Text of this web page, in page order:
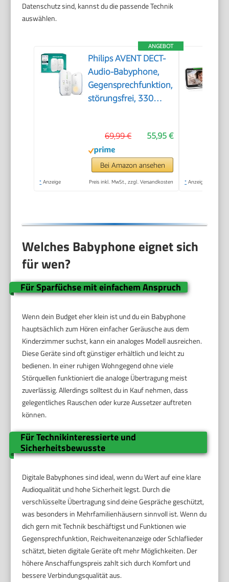
Datenschutz sind, kannst du die passende Technik
auswählen.
ANGEBOT
Philips AVENT DECT-
Audio-Babyphone,
Gegensprechfunktion,
störungsfrei, 330
Smart ECO-Modus,
Nachtlicht,
SCD503/26
55,95 €
69,99 €
Bei Amazon ansehen
* Anzeige Preis inkl. MwSt., zzgl. Versandkosten * Anzeige
Welches Babyphone eignet sich
für wen?
Für Sparfüchse mit einfachem Anspruch
Wenn dein Budget eher klein ist und du ein Babyphone
hauptsächlich zum Hören einfacher Geräusche aus dem
Kinderzimmer suchst, kann ein analoges Modell ausreichen.
Diese Geräte sind oft günstiger erhältlich und leicht zu
bedienen. In einer ruhigen Wohngegend ohne viele
Störquellen funktioniert die analoge Übertragung meist
zuverlässig. Allerdings solltest du in Kauf nehmen, dass
gelegentliches Rauschen oder kurze Aussetzer auftreten
können.
Für Technikinteressierte und
Sicherheitsbewusste
Digitale Babyphones sind ideal, wenn du Wert auf eine klare
Audioqualität und hohe Sicherheit legst. Durch die
verschlüsselte Übertragung sind deine Gespräche geschützt,
was besonders in Mehrfamilienhäusern sinnvoll ist. Wenn du
dich gern mit Technik beschäftigst und Funktionen wie
Gegensprechfunktion, Reichweitenanzeige oder Schlaflieder
schätzt, bieten digitale Geräte oft mehr Möglichkeiten. Der
höhere Anschaffungspreis zahlt sich durch Komfort und
bessere Verbindungsqualität aus.